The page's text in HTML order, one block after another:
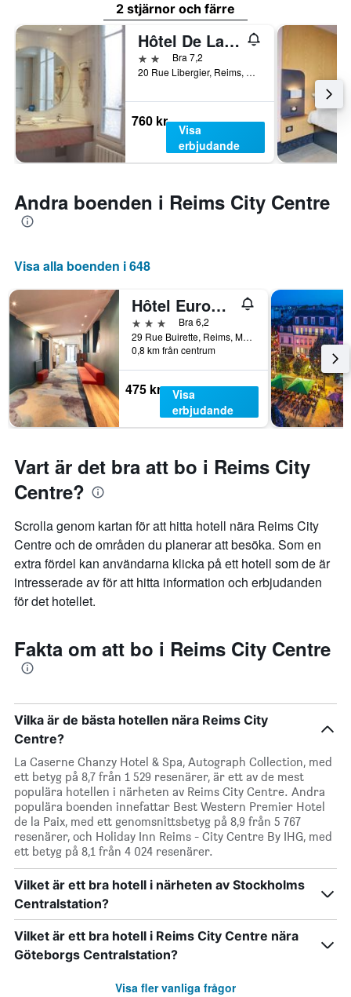
2 stjärnor och färre
Hôtel De La Cathédrale
2 stjärnorBra 7,2
20 Rue Libergier, Reims, Marne, Frankrike
760 kr
Visa
erbjudande
Andra boenden i Reims City Centre
Visa alla boenden i 648
Hôtel Europe and Spa
3 stjärnorBra 6,2
29 Rue Buirette, Reims, Marne, Frankrike
0,8 km från centrum
475 kr
Visa
erbjudande
Vart är det bra att bo i Reims City
Centre?
Scrolla genom kartan för att hitta hotell nära Reims City
Centre och de områden du planerar att besöka. Som en
extra fördel kan användarna klicka på ett hotell som de är
intresserade av för att hitta information och erbjudanden
för det hotellet.
Fakta om att bo i Reims City Centre
Vilka är de bästa hotellen nära Reims City
Centre?
La Caserne Chanzy Hotel & Spa, Autograph Collection, med
ett betyg på 8,7 från 1 529 resenärer, är ett av de mest
populära hotellen i närheten av Reims City Centre. Andra
populära boenden innefattar Best Western Premier Hotel
de la Paix, med ett genomsnittsbetyg på 8,9 från 5 767
resenärer, och Holiday Inn Reims - City Centre By IHG, med
ett betyg på 8,1 från 4 024 resenärer.
Vilket är ett bra hotell i närheten av Stockholms
Centralstation?
Vilket är ett bra hotell i Reims City Centre nära
Göteborgs Centralstation?
Visa fler vanliga frågor